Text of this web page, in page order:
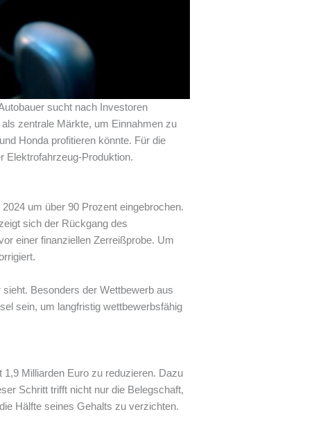
sucht nach Investoren
zentrale Märkte, um Einnahmen zu
Honda profitieren könnte. Für die
Elektrofahrzeug-Produktion.
um über 90 Prozent eingebrochen.
sich der Rückgang des
einer finanziellen Zerreißprobe. Um
Besonders der Wettbewerb aus
sein, um langfristig wettbewerbsfähig
Milliarden Euro zu reduzieren. Dazu
Schritt trifft nicht nur die Belegschaft,
Hälfte seines Gehalts zu verzichten.